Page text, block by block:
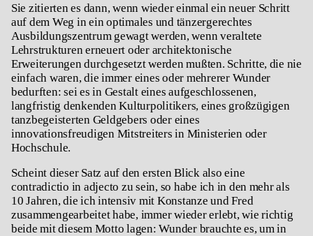
Sie zitierten es dann, wenn wieder einmal ein neuer Schritt
auf dem Weg in ein optimales und tänzergerechtes
Ausbildungszentrum gewagt werden, wenn veraltete
Lehrstrukturen erneuert oder architektonische
Erweiterungen durchgesetzt werden mußten. Schritte, die nie
einfach waren, die immer eines oder mehrerer Wunder
bedurften: sei es in Gestalt eines aufgeschlossenen,
langfristig denkenden Kulturpolitikers, eines großzügigen
tanzbegeisterten Geldgebers oder eines
innovationsfreudigen Mitstreiters in Ministerien oder
Hochschule.
Scheint dieser Satz auf den ersten Blick also eine
contradictio in adjecto zu sein, so habe ich in den mehr als
10 Jahren, die ich intensiv mit Konstanze und Fred
zusammengearbeitet habe, immer wieder erlebt, wie richtig
beide mit diesem Motto lagen: Wunder brauchte es, um in